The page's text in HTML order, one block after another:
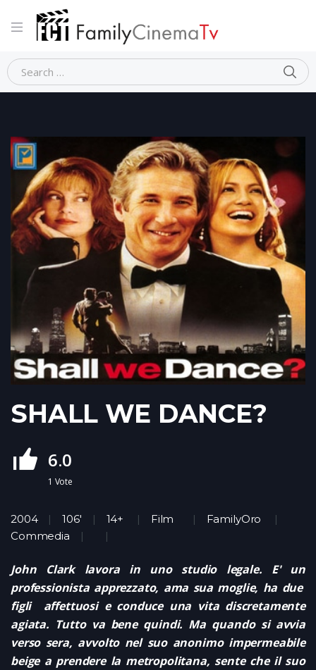
Home Commedia
SHALL WE DANCE?
6.0
1 Vote
2004 106' 14+ Film
FamilyOro
Commedia
John Clark lavora in uno studio legale. E' un
professionista apprezzato, ama sua moglie, ha due
figli affettuosi e conduce una vita discretamente
agiata. Tutto va bene quindi. Ma quando si avvia
verso sera, avvolto nel suo anonimo impermeabile
beige a prendere la metropolitana, sente che il suo